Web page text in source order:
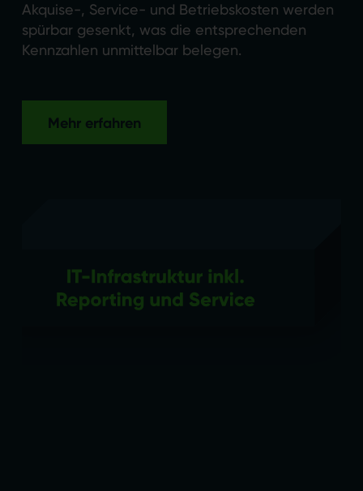
Akquise-, Service- und Betriebskosten werden
spürbar gesenkt, was die entsprechenden
Kennzahlen unmittelbar belegen.
Mehr erfahren